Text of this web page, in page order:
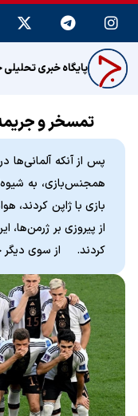
پایگاه خبری
تمسخر و
پس از آنکه آلمانی‌ها
همجنس‌بازی، به
بازی با ژاپن کردند،
از پیروزی بر ژرمن‌ها،
کردند. از سوی دیگر